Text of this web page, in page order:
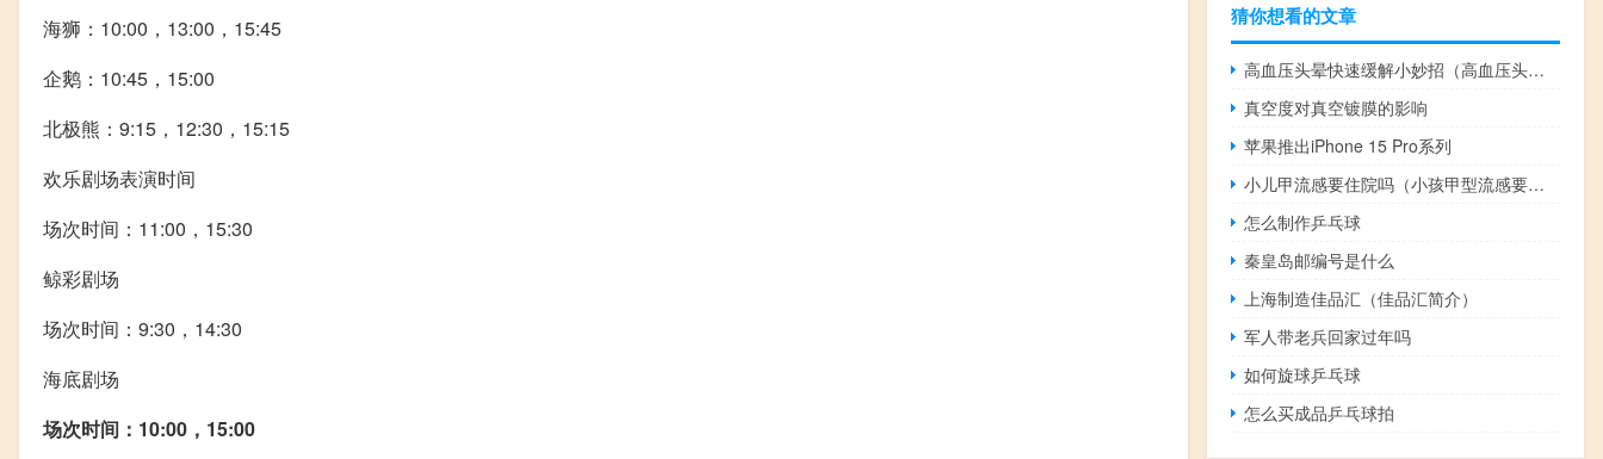
海狮：10:00，13:00，15:45
企鹅：10:45，15:00
北极熊：9:15，12:30，15:15
欢乐剧场表演时间
场次时间：11:00，15:30
鲸彩剧场
场次时间：9:30，14:30
海底剧场
场次时间：10:00，15:00
猜你想看的文章
高血压头晕快速缓解小妙招（高血压头晕如何缓解）
真空度对真空镀膜的影响
苹果推出iPhone 15 Pro系列
小儿甲流感要住院吗（小孩甲型流感要住院吗）
怎么制作乒乓球
秦皇岛邮编号是什么
上海制造佳品汇（佳品汇简介）
军人带老兵回家过年吗
如何旋球乒乓球
怎么买成品乒乓球拍